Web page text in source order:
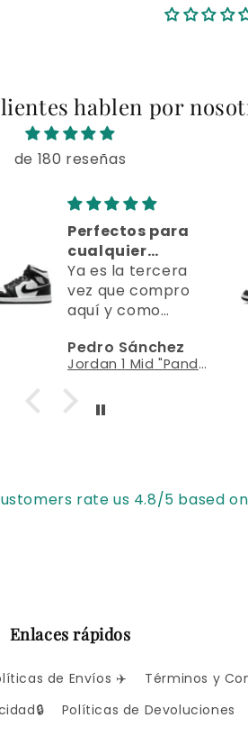
hablen por
de 180 reseñas
Perfectos para
cualquier
ocasión
Ya es la tercera
vez que compro
aquí y como
impecable.
Confianza total.
Pedro Sánchez
Jordan 1 Mid "Panda"
rate us 4.8/5 based on
Enlaces rápidos
de Envíos ✈️
Términos y
Políticas de Devoluciones